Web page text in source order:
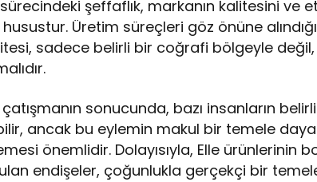
şeffaflık, markanın kalitesini ve
Üretim süreçleri göz önüne
sadece belirli bir coğrafi bölgeyle
sonucunda, bazı insanların
ancak bu eylemin makul bir temele
önemlidir. Dolayısıyla, Elle ürünlerinin
endişeler, çoğunlukla gerçekçi bir